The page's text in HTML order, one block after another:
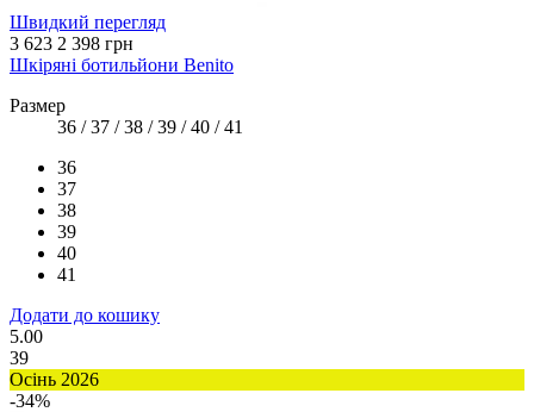
Швидкий перегляд
3 623 2 398 грн
Шкіряні ботильйони Benito
Размер
36 / 37 / 38 / 39 / 40 / 41
36
37
38
39
40
41
Додати до кошику
5.00
39
Осінь 2026
-34%